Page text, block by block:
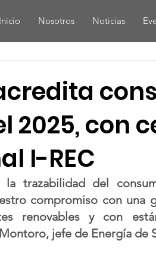
Inicio Nosotros Noticias
acredita
2025, con
I-REC
la trazabilidad del
compromiso con una
renovables y con
jefe de Energía de